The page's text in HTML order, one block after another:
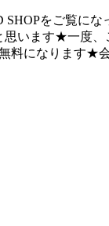
をご覧に
思います★一度
料になります